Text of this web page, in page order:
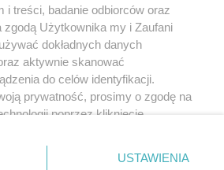
O nas
i treści, badanie odbiorców oraz
zgodą Użytkownika my i Zaufani
dokładnych danych
aktywnie skanować
do celów identyfikacji.
prywatność, prosimy o zgodę na
poprzez kliknięcie
przycisk ustawień prywatności
USTAWIENIA